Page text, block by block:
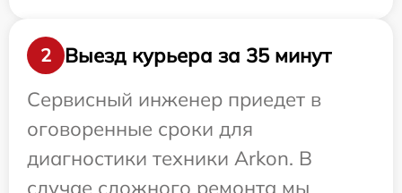
2
Выезд курьера за 35 минут
Сервисный инженер приедет в
оговоренные сроки для
диагностики техники Arkon. В
случае сложного ремонта мы